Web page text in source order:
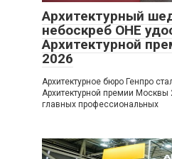
Архитектурный
небоскреб ОНЕ
Архитектурной
2026
Архитектурное бюро Генпро
Архитектурной премии Москвы
главных профессиональных